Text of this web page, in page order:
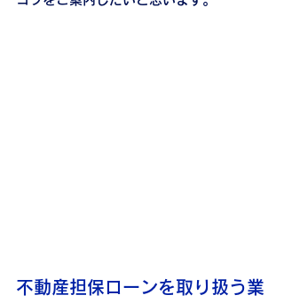
不動産担保ローンを取り扱う業